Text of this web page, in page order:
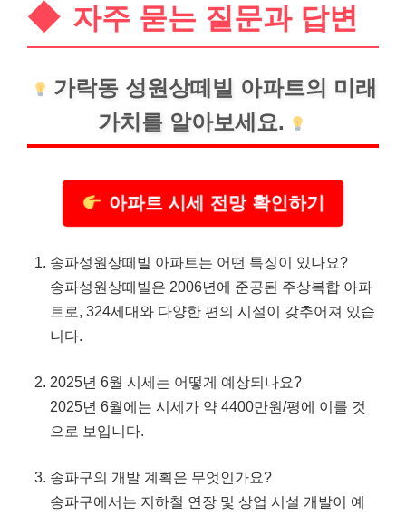
자주 묻는 질문과 답변
가락동 성원상떼빌 아파트의 미래
가치를 알아보세요.
아파트 시세 전망 확인하기
송파성원상떼빌 아파트는 어떤 특징이 있나요?
송파성원상떼빌은 2006년에 준공된 주상복합 아파
트로, 324세대와 다양한 편의 시설이 갖추어져 있습
니다.
2025년 6월 시세는 어떻게 예상되나요?
2025년 6월에는 시세가 약 4400만원/평에 이를 것
으로 보입니다.
송파구의 개발 계획은 무엇인가요?
송파구에서는 지하철 연장 및 상업 시설 개발이 예